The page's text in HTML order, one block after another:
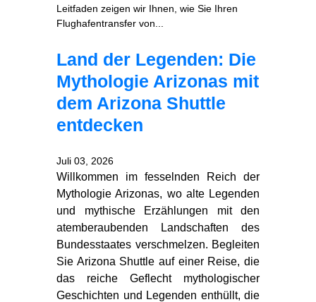
Leitfaden zeigen wir Ihnen, wie Sie Ihren
Flughafentransfer von...
Land der Legenden: Die
Mythologie Arizonas mit
dem Arizona Shuttle
entdecken
Juli 03, 2026
Willkommen im fesselnden Reich der
Mythologie Arizonas, wo alte Legenden
und mythische Erzählungen mit den
atemberaubenden Landschaften des
Bundesstaates verschmelzen. Begleiten
Sie Arizona Shuttle auf einer Reise, die
das reiche Geflecht mythologischer
Geschichten und Legenden enthüllt, die